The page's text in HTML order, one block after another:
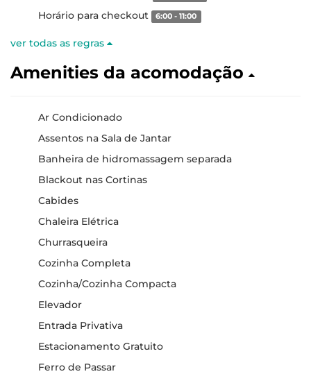
Horário para checkout
6:00 - 11:00
ver todas as regras
Amenities da acomodação
Ar Condicionado
Assentos na Sala de Jantar
Banheira de hidromassagem separada
Blackout nas Cortinas
Cabides
Chaleira Elétrica
Churrasqueira
Cozinha Completa
Cozinha/Cozinha Compacta
Elevador
Entrada Privativa
Estacionamento Gratuito
Ferro de Passar